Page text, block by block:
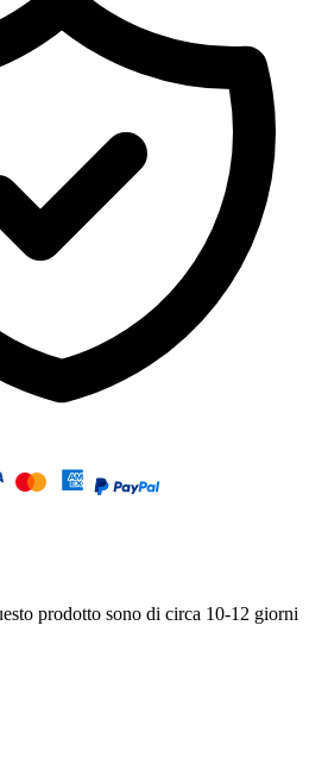
prodotto sono di circa 10-12 giorni